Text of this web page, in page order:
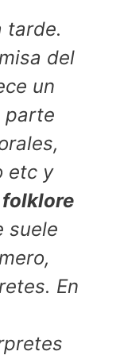
tarde.
del
un
parte
etc y
folklore
suele
En